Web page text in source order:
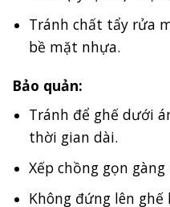
Tránh chất tẩy rửa
bề mặt nhựa.
Bảo quản:
Tránh để ghế dưới
thời gian dài.
Xếp chồng gọn
Không đứng lên